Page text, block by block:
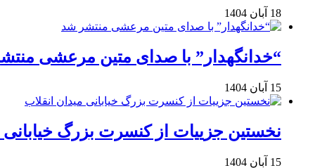
18 آبان 1404
“خدانگهدار” با صدای متین مرعشی
15 آبان 1404
نخستین جزییات از کنسرت بزرگ خیابانی
15 آبان 1404